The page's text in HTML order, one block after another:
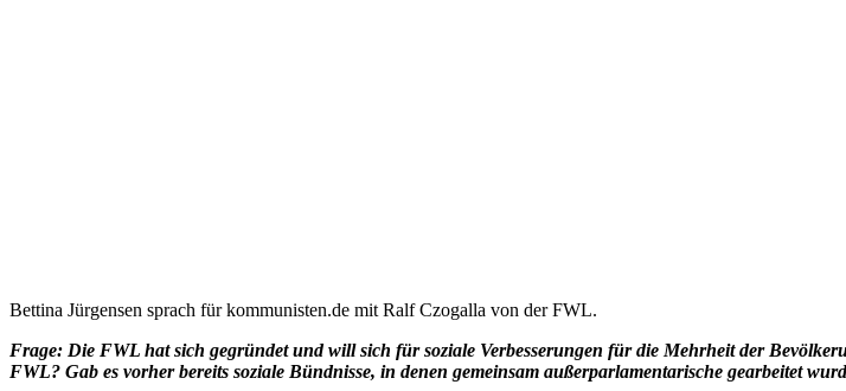
Bettina Jürgensen sprach für kommunisten.de mit Ralf Czogalla von der FWL.
Frage: Die FWL hat sich gegründet und will sich für soziale Verbesserungen für die Mehrheit der
FWL? Gab es vorher bereits soziale Bündnisse, in denen gemeinsam außerparlamentarische gearbeitet